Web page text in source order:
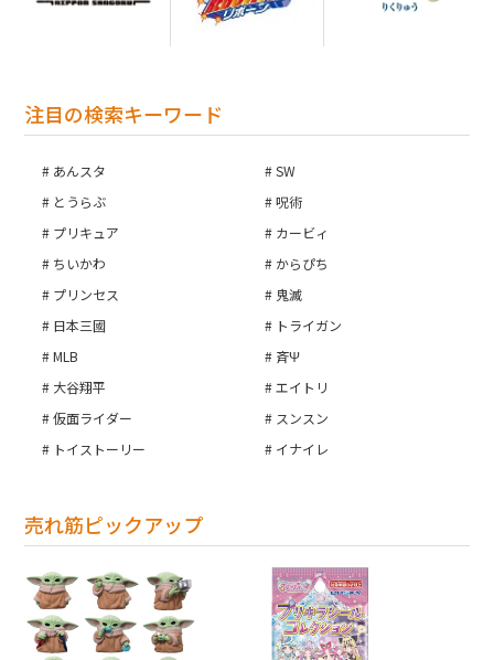
注目の検索キーワード
あんスタ
SW
とうらぶ
呪術
プリキュア
カービィ
ちいかわ
からぴち
プリンセス
鬼滅
日本三國
トライガン
MLB
斉Ψ
大谷翔平
エイトリ
仮面ライダー
スンスン
トイストーリー
イナイレ
売れ筋ピックアップ
カートへ進む